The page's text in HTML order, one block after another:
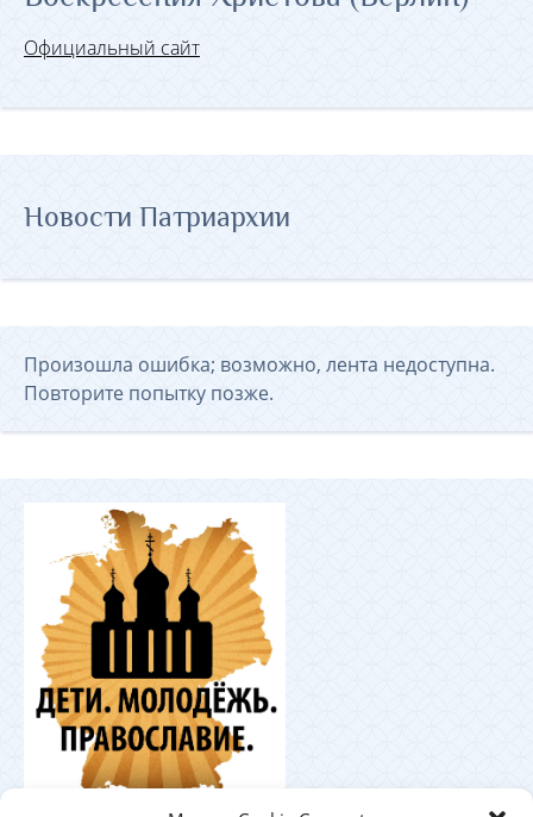
Официальный сайт
Новости Патриархии
Произошла ошибка; возможно, лента недоступна.
Повторите попытку позже.